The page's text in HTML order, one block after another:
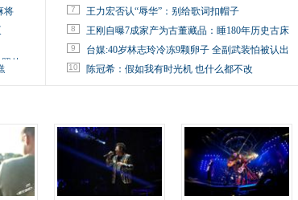
将
片
7 王力宏否认“辱华”：别给歌词扣帽子
8 王刚自曝7成家产为古董藏品：睡180年历史古床
9 台媒:40岁林志玲冷冻9颗卵子 全副武装怕被认出
10 陈冠希：假如我有时光机 也什么都不改